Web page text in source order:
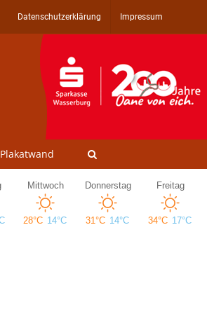
Datenschutzerklärung Impressum
Plakatwand